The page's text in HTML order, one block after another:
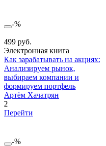
-%
499 руб.
Электронная книга
Как зарабатывать на акциях:
Анализируем рынок,
выбираем компании и
формируем портфель
Артём Хачатрян
2
Перейти
-%